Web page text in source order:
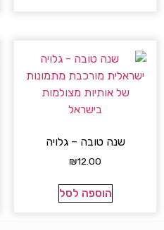
שנה טובה – גלויה
₪12.00
הוספה לסל